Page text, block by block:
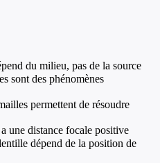
du milieu, pas de la source
sont des phénomènes
permettent de résoudre
une distance focale positive
dépend de la position de